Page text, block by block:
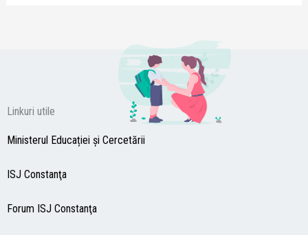
Linkuri utile
Ministerul Educației și Cercetării
ISJ Constanţa
Forum ISJ Constanţa